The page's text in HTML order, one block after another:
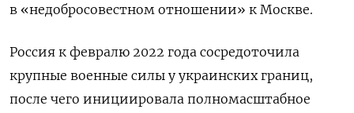
в «недобросовестном отношении» к Москве.
Россия к февралю 2022 года сосредоточила
крупные военные силы у украинских границ,
после чего инициировала полномасштабное